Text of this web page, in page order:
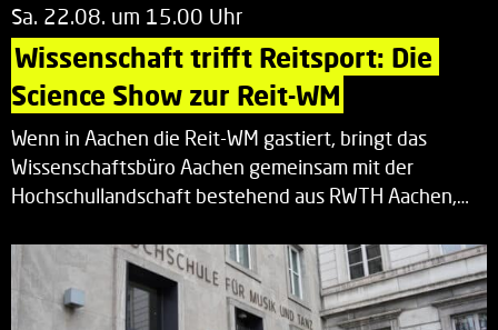
Sa. 22.08. um 15.00 Uhr
Wissenschaft trifft Reitsport: Die
Science Show zur Reit-WM
Wenn in Aachen die Reit-WM gastiert, bringt das
Wissenschaftsbüro Aachen gemeinsam mit der
Hochschullandschaft bestehend aus RWTH Aachen,…